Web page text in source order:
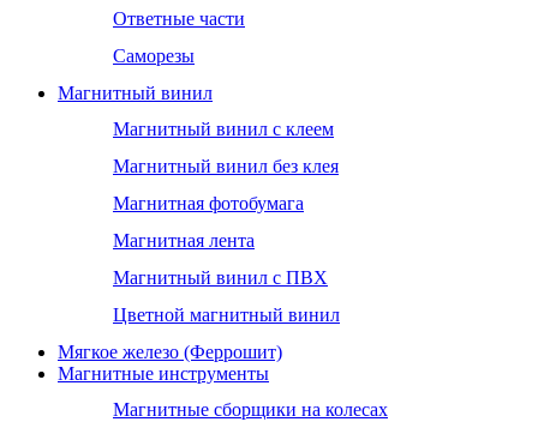
Ответные части
Саморезы
Магнитный винил
Магнитный винил с клеем
Магнитный винил без клея
Магнитная фотобумага
Магнитная лента
Магнитный винил с ПВХ
Цветной магнитный винил
Мягкое железо (Феррошит)
Магнитные инструменты
Магнитные сборщики на колесах